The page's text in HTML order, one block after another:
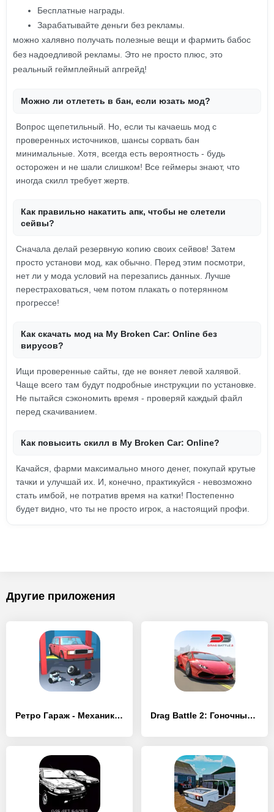
Бесплатные награды.
Зарабатывайте деньги без рекламы.
можно халявно получать полезные вещи и фармить бабос
без надоедливой рекламы. Это не просто плюс, это
реальный геймплейный апгрейд!
Можно ли отлететь в бан, если юзать мод?
Вопрос щепетильный. Но, если ты качаешь мод с
проверенных источников, шансы сорвать бан
минимальные. Хотя, всегда есть вероятность - будь
осторожен и не шали слишком! Все геймеры знают, что
иногда скилл требует жертв.
Как правильно накатить апк, чтобы не слетели
сейвы?
Сначала делай резервную копию своих сейвов! Затем
просто установи мод, как обычно. Перед этим посмотри,
нет ли у мода условий на перезапись данных. Лучше
перестраховаться, чем потом плакать о потерянном
прогрессе!
Как скачать мод на My Broken Car: Online без
вирусов?
Ищи проверенные сайты, где не воняет левой халявой.
Чаще всего там будут подробные инструкции по установке.
Не пытайся сэкономить время - проверяй каждый файл
перед скачиванием.
Как повысить скилл в My Broken Car: Online?
Качайся, фарми максимально много денег, покупай крутые
тачки и улучшай их. И, конечно, практикуйся - невозможно
стать имбой, не потратив время на катки! Постепенно
будет видно, что ты не просто игрок, а настоящий профи.
Другие приложения
Ретро Гараж - Механик Авто Drag Battle 2: Гоночный Мир